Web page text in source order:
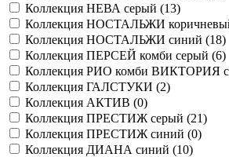
Коллекция НЕВА серый (13)
Коллекция НОСТАЛЬЖИ
Коллекция НОСТАЛЬЖИ синий (18)
Коллекция ПЕРСЕЙ комби серый (6)
Коллекция РИО комби ВИКТОРИЯ
Коллекция ГАЛСТУКИ (2)
Коллекция АКТИВ (0)
Коллекция ПРЕСТИЖ серый (21)
Коллекция ПРЕСТИЖ синий (0)
Коллекция ДИАНА синий (10)